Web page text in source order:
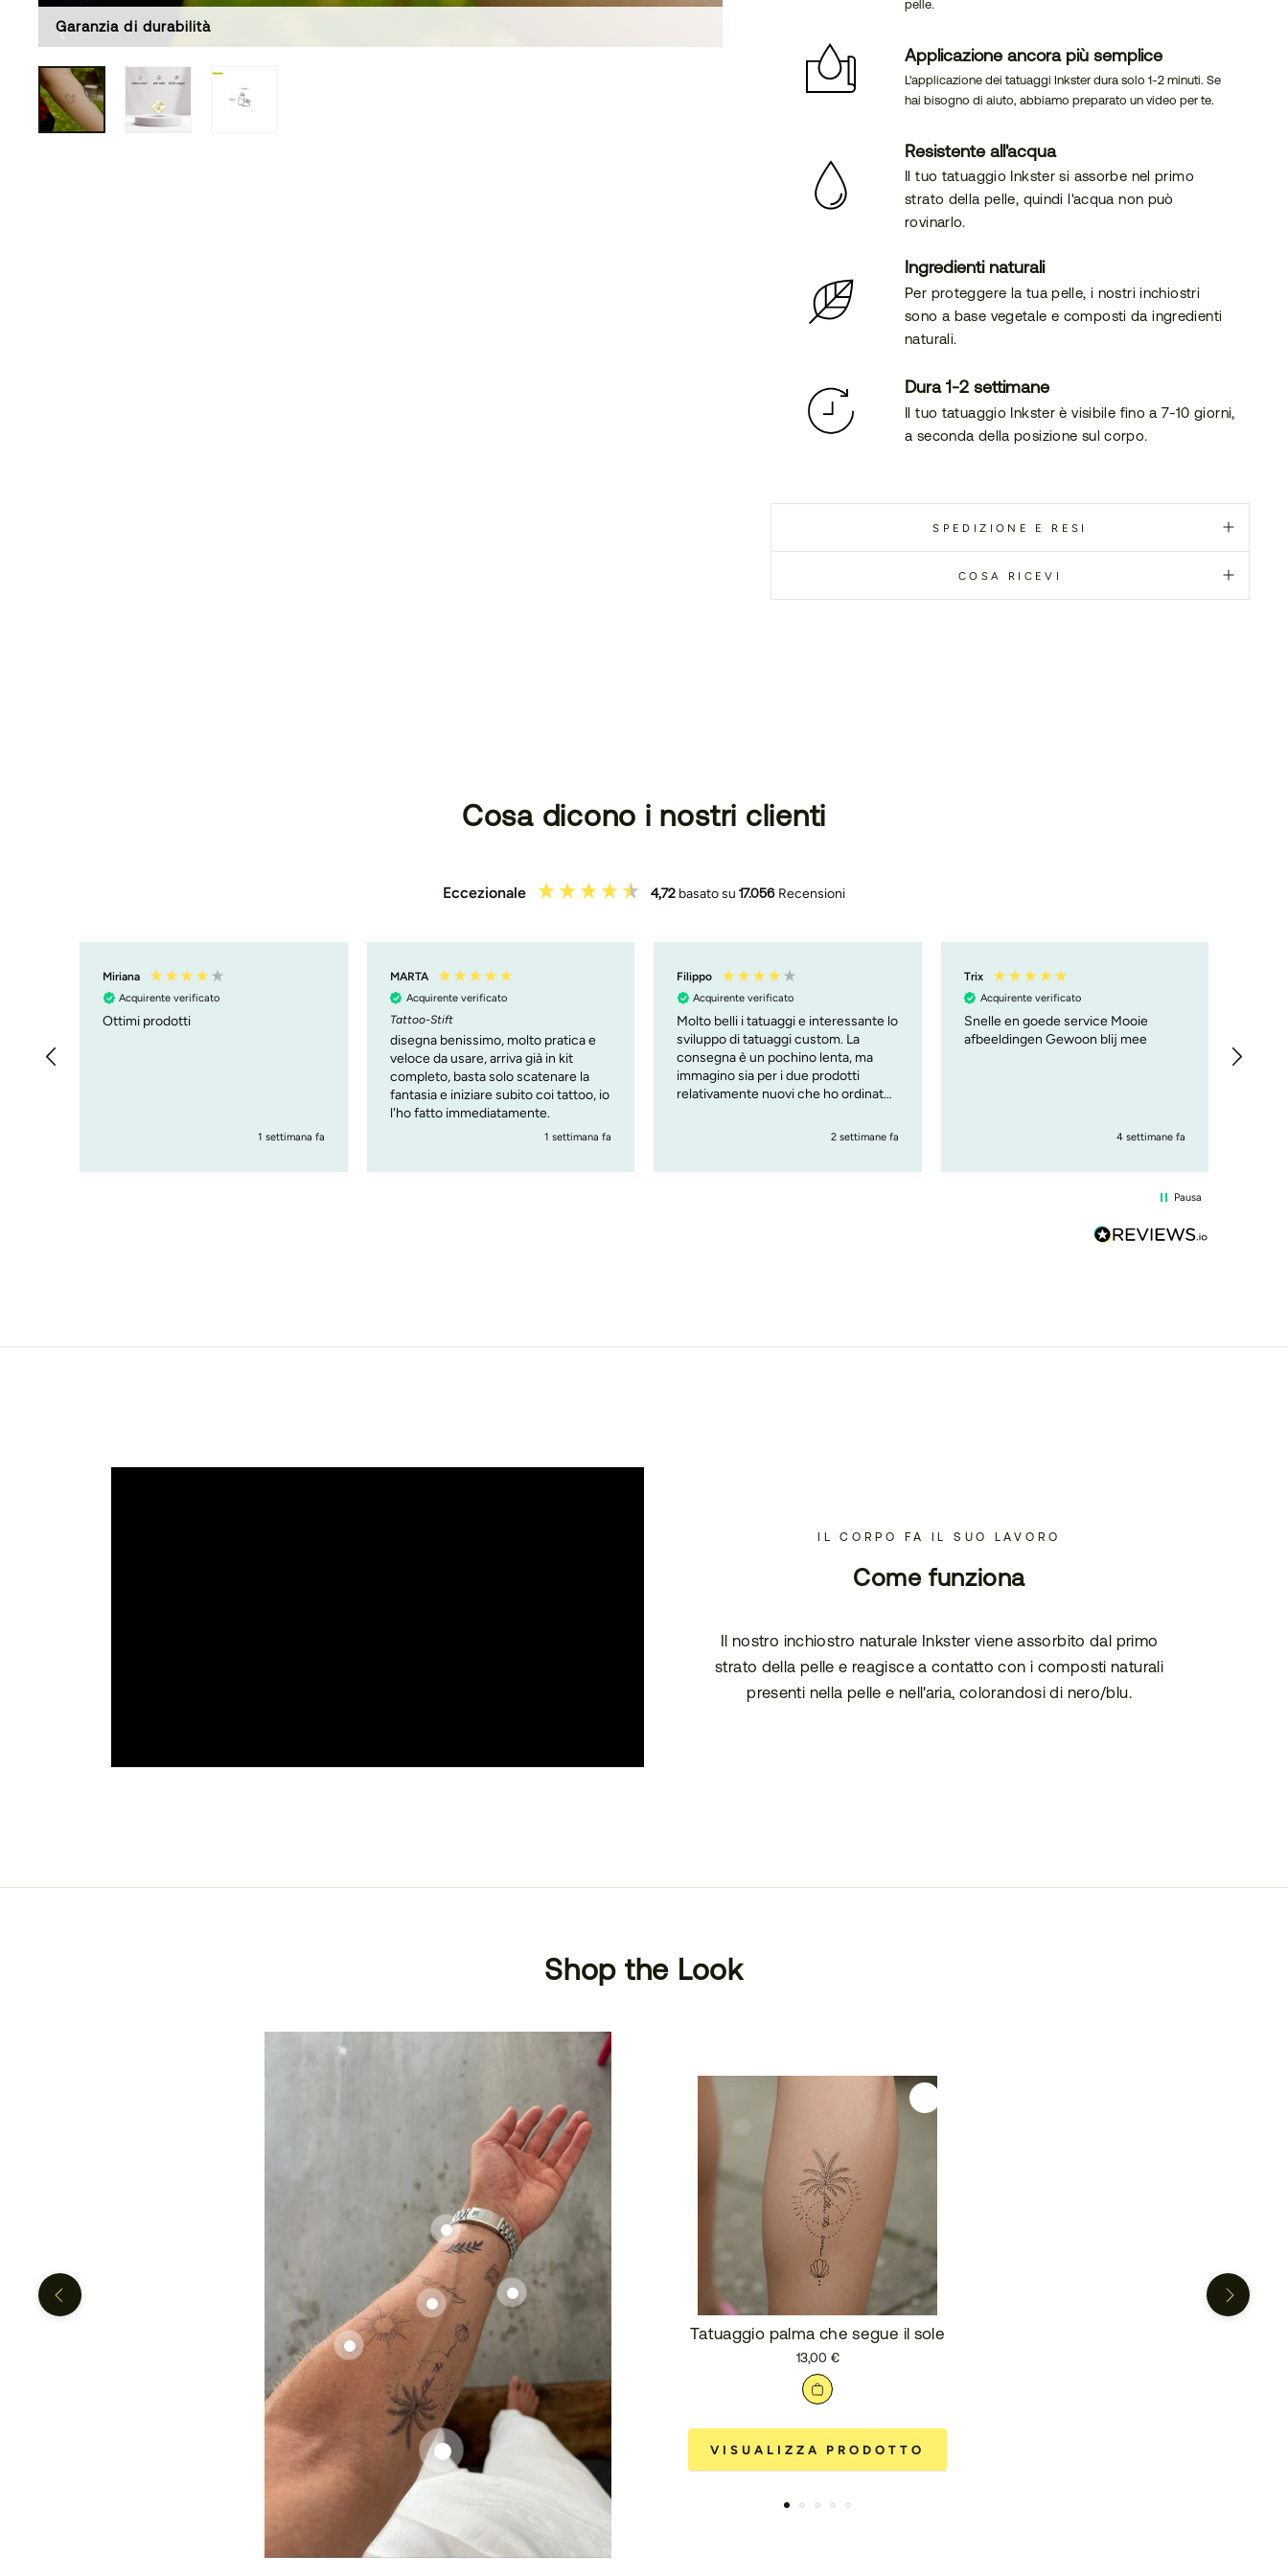
Garanzia di durabilità
pelle.
Applicazione ancora più semplice
L'applicazione dei tatuaggi Inkster dura solo 1-2 minuti. Se
hai bisogno di aiuto, abbiamo preparato un video per te.
Resistente all'acqua
Il tuo tatuaggio Inkster si assorbe nel primo
strato della pelle, quindi l'acqua non può
rovinarlo.
Ingredienti naturali
Per proteggere la tua pelle, i nostri inchiostri
sono a base vegetale e composti da ingredienti
naturali.
Dura 1-2 settimane
Il tuo tatuaggio Inkster è visibile fino a 7-10 giorni,
a seconda della posizione sul corpo.
SPEDIZIONE E RESI
COSA RICEVI
Cosa dicono i nostri clienti
Eccezionale 4,72 basato su 17.056 Recensioni
Miriana
Acquirente verificato
Ottimi prodotti
1 settimana fa
MARTA
Acquirente verificato
Tattoo-Stift
disegna benissimo, molto pratica e
veloce da usare, arriva già in kit
completo, basta solo scatenare la
fantasia e iniziare subito coi tattoo, io
l'ho fatto immediatamente.
1 settimana fa
Filippo
Acquirente verificato
Molto belli i tatuaggi e interessante lo
sviluppo di tatuaggi custom. La
consegna è un pochino lenta, ma
immagino sia per i due prodotti
relativamente nuovi che ho ordinato
2 settimane fa
Trix
Acquirente verificato
Snelle en goede service Mooie
afbeeldingen Gewoon blij mee
4 settimane fa
Pausa
IL CORPO FA IL SUO LAVORO
Come funziona
Il nostro inchiostro naturale Inkster viene assorbito dal primo
strato della pelle e reagisce a contatto con i composti naturali
presenti nella pelle e nell'aria, colorandosi di nero/blu.
Shop the Look
Tatuaggio palma che segue il sole
13,00 €
VISUALIZZA PRODOTTO